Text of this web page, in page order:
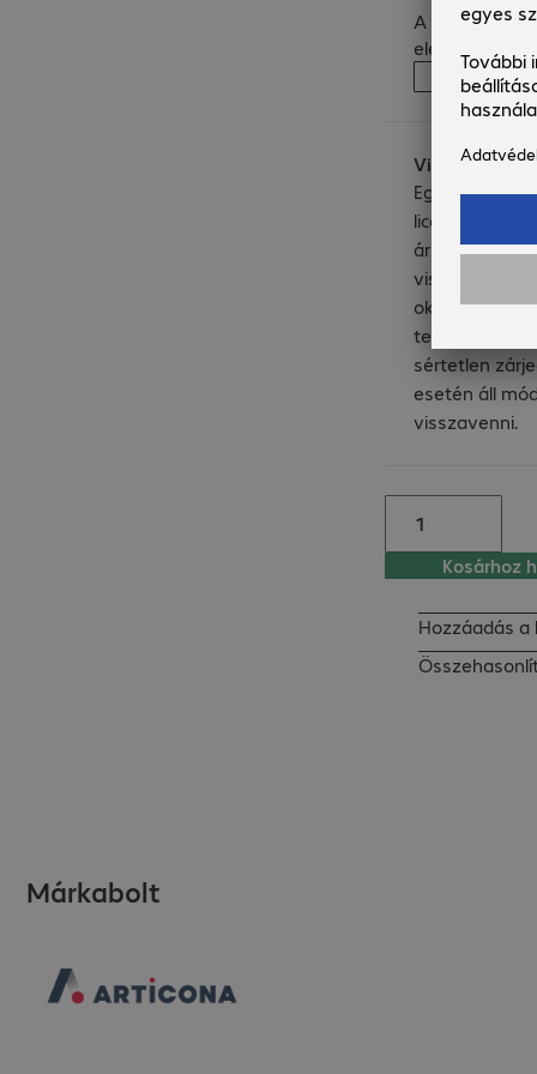
A termék
elérhető.
Visszáru
Egyedi
árut nem áll
visszavenni.
okokból
termékeket
sértetlen
esetén áll
visszavenni.
Kosárhoz
Hozzáadás a
Márkabolt